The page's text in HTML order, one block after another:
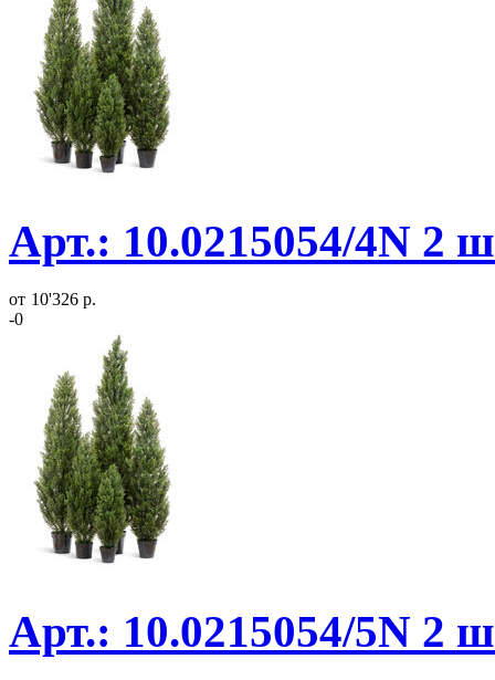
Арт.: 10.0215054/4N 2
от 10'326 р.
-0
Арт.: 10.0215054/5N 2